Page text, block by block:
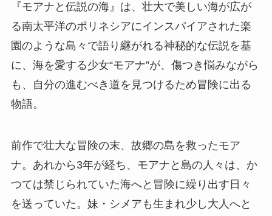
『モアナと伝説の海』は、壮大で美しい海が広が
る南太平洋のポリネシアにインスパイアされた楽
園のような島々で語り継がれる神秘的な伝説を基
に、海を愛する少女“モアナ”が、傷つき悩みながら
も、自分の進むべき道を見つけるため冒険に出る
物語。
前作で壮大な冒険の末、故郷の島を救ったモア
ナ。あれから3年が経ち、モアナと島の人々は、か
つては禁じられていた海へと冒険に繰り出す日々
を送っていた。妹・シメアも生まれ少し大人へと